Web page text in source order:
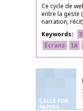
Ce cycle de
entre la geste
narration,
Keywords
Écrans
IA
CALLS FOR
PAPERS